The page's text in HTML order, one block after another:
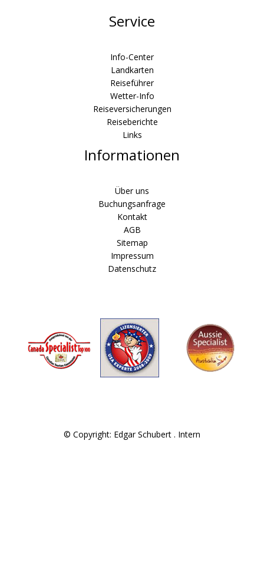
Service
Info-Center
Landkarten
Reiseführer
Wetter-Info
Reiseversicherungen
Reiseberichte
Links
Informationen
Über uns
Buchungsanfrage
Kontakt
AGB
Sitemap
Impressum
Datenschutz
© Copyright: Edgar Schubert . Intern